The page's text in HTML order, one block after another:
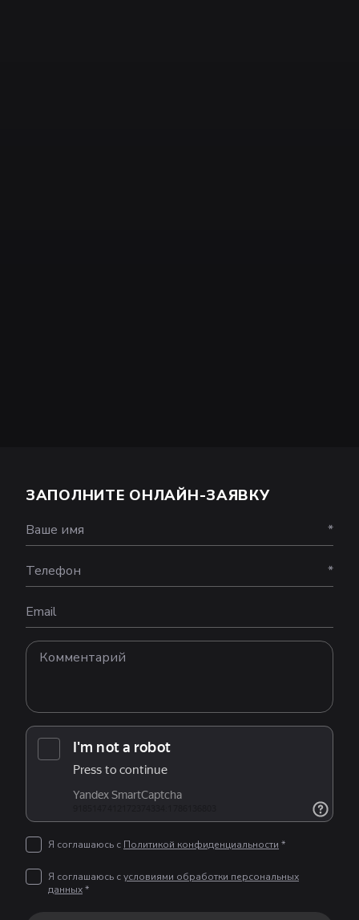
ЗАПОЛНИТЕ ОНЛАЙН-ЗАЯВКУ
Ваше имя *
Телефон *
Email
Я соглашаюсь с Политикой конфиденциальности *
Я соглашаюсь сусловиями обработки персональных
данных*